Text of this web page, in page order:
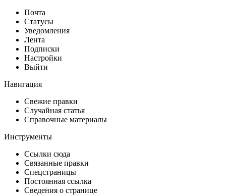
Почта
Статусы
Уведомления
Лента
Подписки
Настройки
Выйти
Навигация
Свежие правки
Случайная статья
Справочные материалы
Инструменты
Ссылки сюда
Связанные правки
Спецстраницы
Постоянная ссылка
Сведения о странице